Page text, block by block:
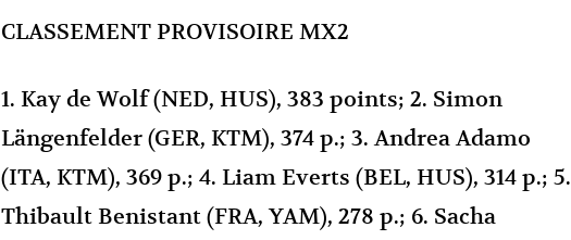
CLASSEMENT PROVISOIRE MX2
1. Kay de Wolf (NED, HUS), 383 points; 2. Simon
Längenfelder (GER, KTM), 374 p.; 3. Andrea Adamo
(ITA, KTM), 369 p.; 4. Liam Everts (BEL, HUS), 314 p.; 5.
Thibault Benistant (FRA, YAM), 278 p.; 6. Sacha